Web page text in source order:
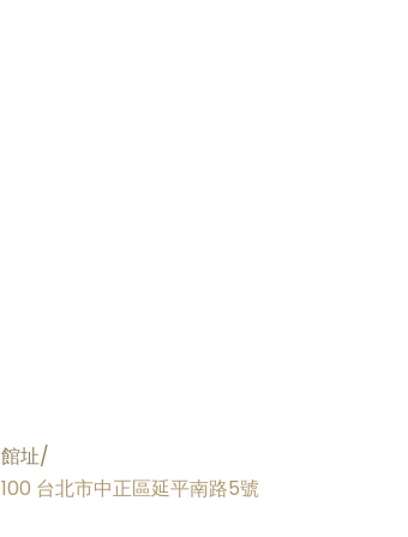
館址/
100 台北市中正區延平南路5號